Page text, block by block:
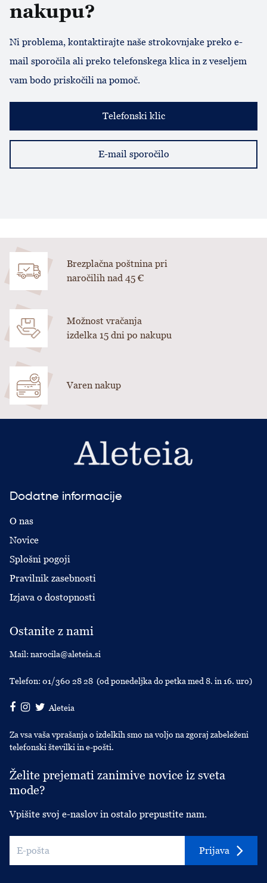
nakupu?
Ni problema, kontaktirajte naše strokovnjake preko e-
mail sporočila ali preko telefonskega klica in z veseljem
vam bodo priskočili na pomoč.
Telefonski klic
E-mail sporočilo
Brezplačna poštnina pri
naročilih nad 45 €
Možnost vračanja
izdelka 15 dni po nakupu
Varen nakup
Dodatne informacije
O nas
Novice
Splošni pogoji
Pravilnik zasebnosti
Izjava o dostopnosti
Ostanite z nami
Mail: narocila@aleteia.si
Telefon: 01/360 28 28 (od ponedeljka do petka med 8. in 16. uro)
Aleteia
Za vsa vaša vprašanja o izdelkih smo na voljo na zgoraj zabeleženi
telefonski številki in e-pošti.
Želite prejemati zanimive novice iz sveta
mode?
Vpišite svoj e-naslov in ostalo prepustite nam.
Prijava